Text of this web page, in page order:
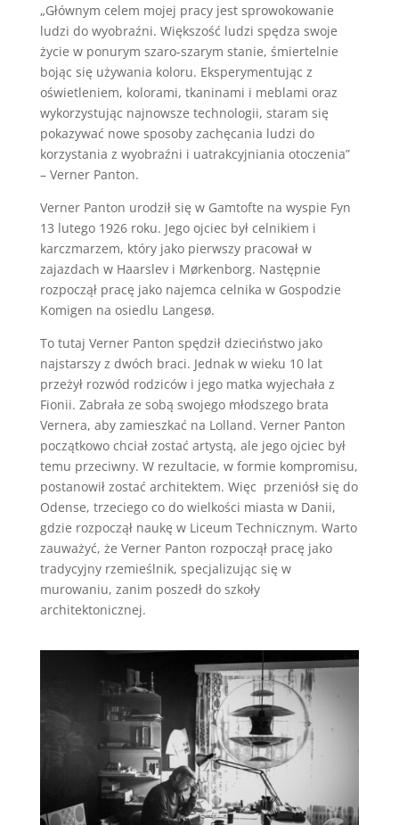
„Głównym celem mojej pracy jest sprowokowanie
ludzi do wyobraźni. Większość ludzi spędza swoje
życie w ponurym szaro-szarym stanie, śmiertelnie
bojąc się używania koloru. Eksperymentując z
oświetleniem, kolorami, tkaninami i meblami oraz
wykorzystując najnowsze technologii, staram się
pokazywać nowe sposoby zachęcania ludzi do
korzystania z wyobraźni i uatrakcyjniania otoczenia”
– Verner Panton.
Verner Panton urodził się w Gamtofte na wyspie Fyn
13 lutego 1926 roku. Jego ojciec był celnikiem i
karczmarzem, który jako pierwszy pracował w
zajazdach w Haarslev i Mørkenborg. Następnie
rozpoczął pracę jako najemca celnika w Gospodzie
Komigen na osiedlu Langesø.
To tutaj Verner Panton spędził dzieciństwo jako
najstarszy z dwóch braci. Jednak w wieku 10 lat
przeżył rozwód rodziców i jego matka wyjechała z
Fionii. Zabrała ze sobą swojego młodszego brata
Vernera, aby zamieszkać na Lolland. Verner Panton
początkowo chciał zostać artystą, ale jego ojciec był
temu przeciwny. W rezultacie, w formie kompromisu,
postanowił zostać architektem. Więc przeniósł się do
Odense, trzeciego co do wielkości miasta w Danii,
gdzie rozpoczął naukę w Liceum Technicznym. Warto
zauważyć, że Verner Panton rozpoczął pracę jako
tradycyjny rzemieślnik, specjalizując się w
murowaniu, zanim poszedł do szkoły
architektonicznej.